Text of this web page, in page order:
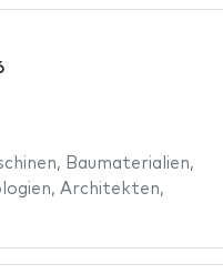
, Baumaterialien,
, Architekten,